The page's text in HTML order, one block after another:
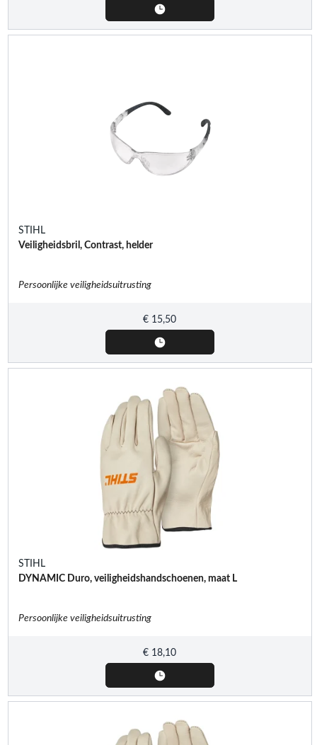
STIHL
Veiligheidsbril, Contrast, helder
Persoonlijke veiligheidsuitrusting
€ 15,50
STIHL
DYNAMIC Duro, veiligheidshandschoenen, maat L
Persoonlijke veiligheidsuitrusting
€ 18,10